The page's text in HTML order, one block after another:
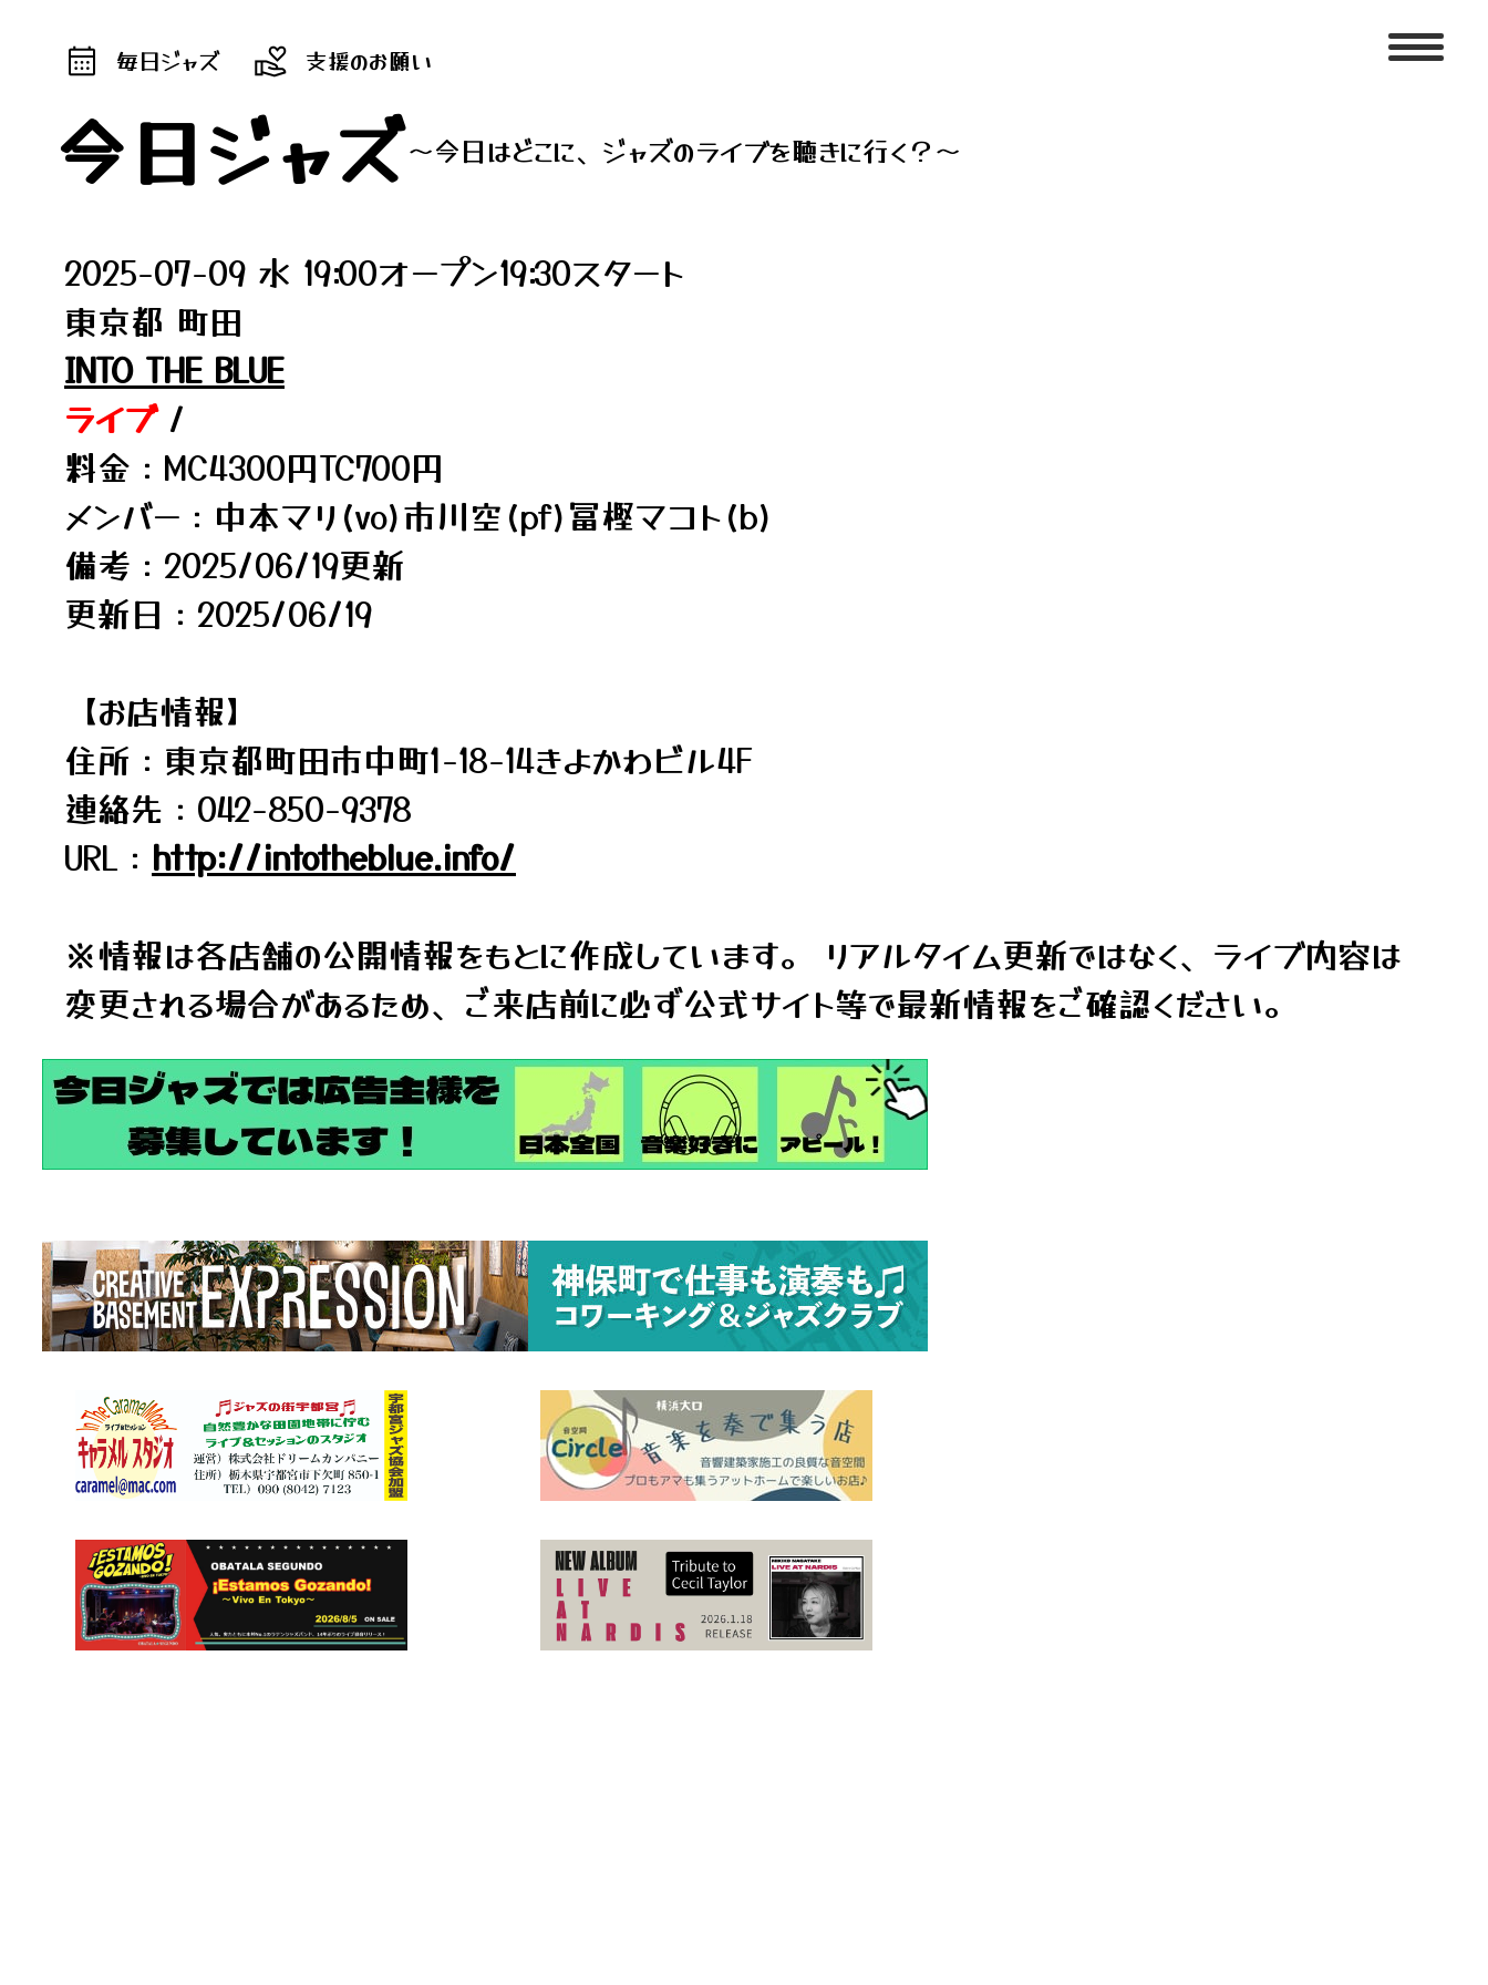
毎日ジャズ 支援のお願い
今日ジャズ～今日はどこに、ジャズのライブを聴きに行く？～
2025-07-09 水 19:00オープン19:30スタート
東京都 町田
INTO THE BLUE
ライブ/
料金：MC4300円TC700円
メンバー：中本マリ(vo)市川空(pf)冨樫マコト(b)
備考：2025/06/19更新
更新日：2025/06/19
【お店情報】
住所：東京都町田市中町1-18-14きよかわビル4F
連絡先：042-850-9378
URL： http://intotheblue.info/
※情報は各店舗の公開情報をもとに作成しています。 リアルタイム更新ではなく、ライブ内容は
変更される場合があるため、ご来店前に必ず公式サイト等で最新情報をご確認ください。